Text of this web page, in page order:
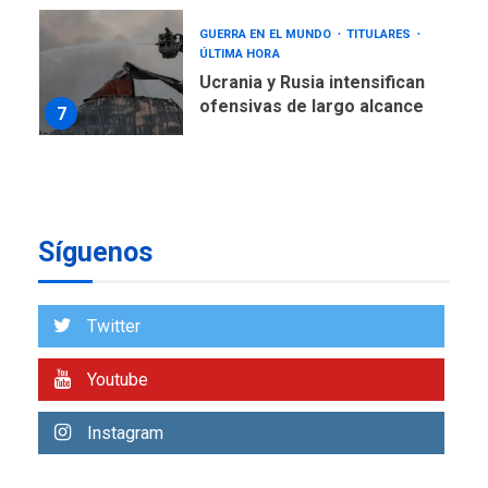
7
GUERRA EN EL MUNDO
TITULARES
ÚLTIMA HORA
Ucrania y Rusia intensifican
ofensivas de largo alcance
1
2
De la Espriella asumirá
atípica fuera de Bogotá
POLÍTICA
TITULARES
Síguenos
Twitter
Youtube
Instagram